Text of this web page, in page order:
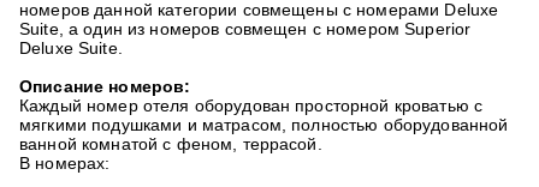
номеров данной категории совмещены с номерами Deluxe
Suite, а один из номеров совмещен с номером Superior
Deluxe Suite.
Описание номеров:
Каждый номер отеля оборудован просторной кроватью с
мягкими подушками и матрасом, полностью оборудованной
ванной комнатой с феном, террасой.
В номерах: